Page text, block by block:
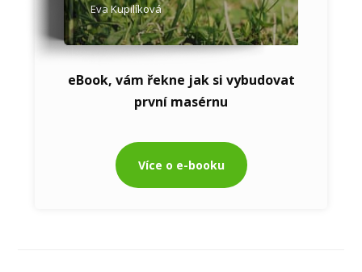
Eva Kupilíková
eBook, vám řekne jak si vybudovat
první masérnu
Více o e-booku